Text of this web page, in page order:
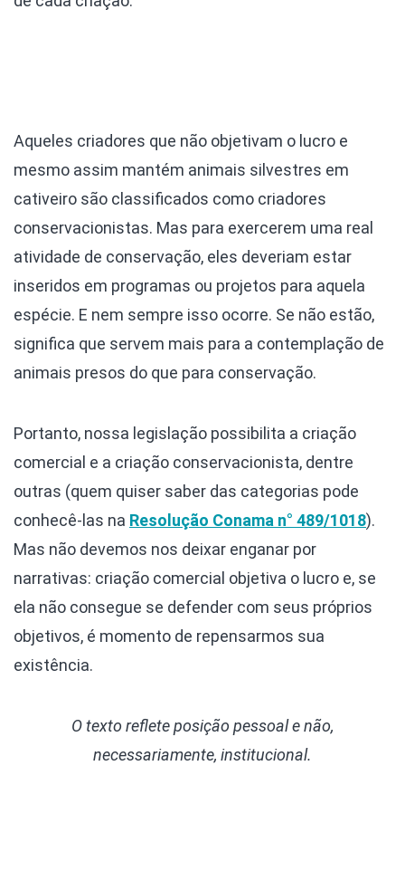
Aqueles criadores que não objetivam o lucro e
mesmo assim mantém animais silvestres em
cativeiro são classificados como criadores
conservacionistas. Mas para exercerem uma real
atividade de conservação, eles deveriam estar
inseridos em programas ou projetos para aquela
espécie. E nem sempre isso ocorre. Se não estão,
significa que servem mais para a contemplação de
animais presos do que para conservação.
Portanto, nossa legislação possibilita a criação
comercial e a criação conservacionista, dentre
outras (quem quiser saber das categorias pode
conhecê-las na Resolução Conama n° 489/1018).
Mas não devemos nos deixar enganar por
narrativas: criação comercial objetiva o lucro e, se
ela não consegue se defender com seus próprios
objetivos, é momento de repensarmos sua
existência.
O texto reflete posição pessoal e não,
necessariamente, institucional.